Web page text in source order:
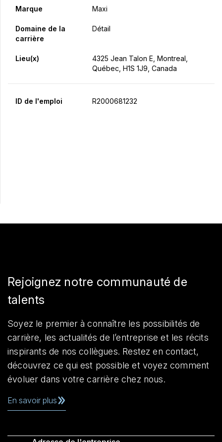
Marque Maxi
Domaine de la
carrière
Détail
Lieu(x)
4325 Jean Talon E, Montreal,
Québec, H1S 1J9, Canada
ID de l'emploi R2000681232
Rejoignez notre communauté de
talents
Soyez le premier à connaître les possibilités de
carrière, les actualités de l’entreprise et les récits
inspirants de nos collègues. Restez en contact,
découvrez ce qui est possible et voyez comment
évoluer dans votre carrière chez nous.
En savoir plus